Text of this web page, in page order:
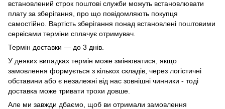
встановлений строк поштові служби можуть встановлювати
плату за зберігання, про що повідомляють покупця
самостійно. Вартість зберігання понад вcтановлені поштовими
сервісами терміни сплачує отримувач.
Термін доставки — до 3 днів.
У деяких випадках термін може змінюватися, якщо
замовлення формується з кількох складів, через логістичні
обставини або є незалежні від нас зовнішні чинники - тоді
доставка може тривати трохи довше.
Але ми завжди дбаємо, щоб ви отримали замовлення